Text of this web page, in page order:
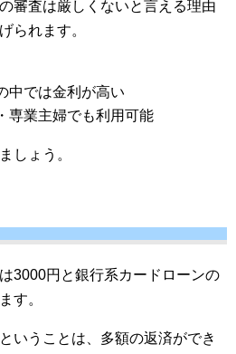
審査は厳しくないと言える理由
られます。
中では金利が高い
専業主婦でも利用可能
しょう。
3000円と銀行系カードローンの
す。
いうことは、多額の返済ができ